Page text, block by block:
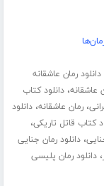
دانلود رمان عاشقانه
عاشقانه،دانلود کتاب
،رمان عاشقانه،دانلود
کتاب قاتل تاریکی،
،دانلود رمان جنایی
،دانلود رمان پلیسی